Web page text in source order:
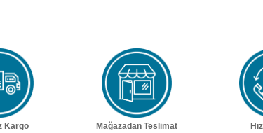
Kargo
Mağazadan Teslimat